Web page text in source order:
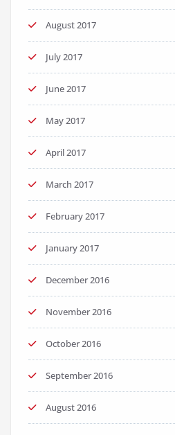
August 2017
July 2017
June 2017
May 2017
April 2017
March 2017
February 2017
January 2017
December 2016
November 2016
October 2016
September 2016
August 2016